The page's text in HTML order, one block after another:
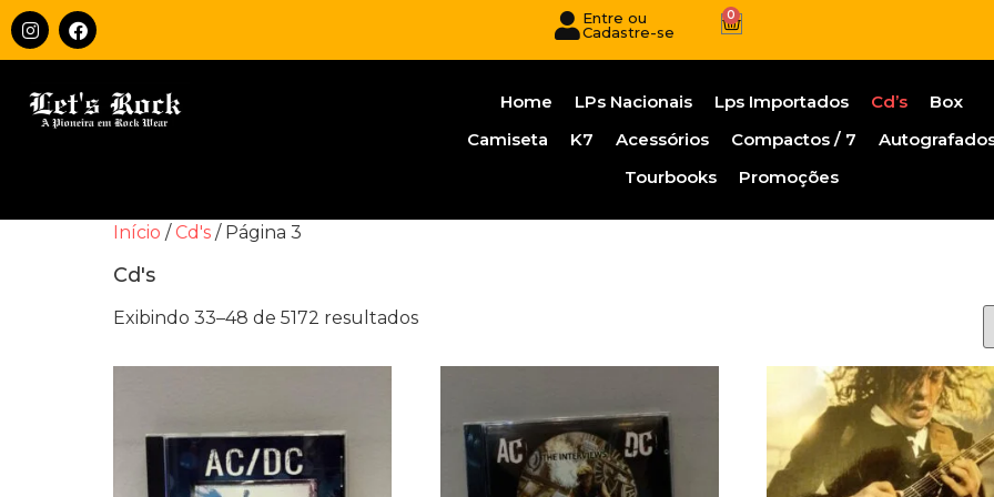
Entre ou
Cadastre-se
0
Home LPs Nacionais Lps Importados Cd’s
Box
Camiseta
K7 Acessórios Compactos / 7
Tourbooks
Promoções
Início / Cd's / Página 3
Cd's
Exibindo 33–48 de 5172 resultados